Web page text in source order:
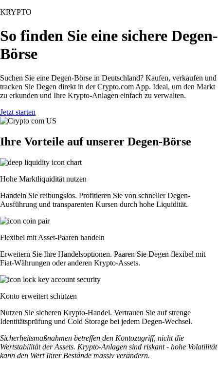
KRYPTO
So finden Sie eine sichere Degen-
Börse
Suchen Sie eine Degen-Börse in Deutschland? Kaufen, verkaufen und
tracken Sie Degen direkt in der Crypto.com App. Ideal, um den Markt
zu erkunden und Ihre Krypto-Anlagen einfach zu verwalten.
Jetzt starten
Ihre Vorteile auf unserer Degen-Börse
Hohe Marktliquidität nutzen
Handeln Sie reibungslos. Profitieren Sie von schneller Degen-
Ausführung und transparenten Kursen durch hohe Liquidität.
Flexibel mit Asset-Paaren handeln
Erweitern Sie Ihre Handelsoptionen. Paaren Sie Degen flexibel mit
Fiat-Währungen oder anderen Krypto-Assets.
Konto erweitert schützen
Nutzen Sie sicheren Krypto-Handel. Vertrauen Sie auf strenge
Identitätsprüfung und Cold Storage bei jedem Degen-Wechsel.
Sicherheitsmaßnahmen betreffen den Kontozugriff, nicht die
Wertstabilität der Assets. Krypto-Anlagen sind riskant - hohe Volatilität
kann den Wert Ihrer Bestände massiv verändern.